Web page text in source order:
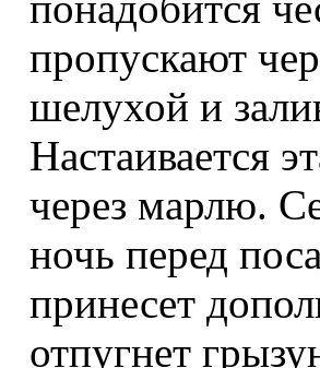
пропускают
шелухой и
Настаивается
через марлю.
ночь перед
принесет
отпугнет